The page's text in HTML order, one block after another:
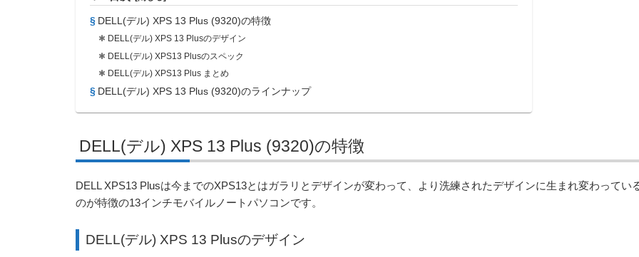
DELL(デル) XPS 13 Plus (9320)の特徴
DELL(デル) XPS 13 Plusのデザイン
DELL(デル) XPS13 Plusのスペック
DELL(デル) XPS13 Plus まとめ
DELL(デル) XPS 13 Plus (9320)のラインナップ
DELL(デル) XPS 13 Plus (9320)の特徴
DELL XPS13 Plusは今までのXPS13とはガラリとデザインが変わって、より洗練されたデザインに生まれ変わってい
のが特徴の13インチモバイルノートパソコンです。
DELL(デル) XPS 13 Plusのデザイン